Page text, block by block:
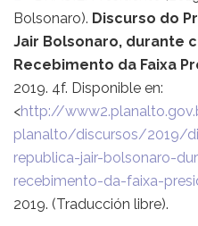
Bolsonaro). Discurso do
Jair Bolsonaro, durante
Recebimento da Faixa
2019. 4f. Disponible en:
<http://
planalto/discursos/2019/
republica-jair-bolsonaro-
recebimento-da-faixa-
2019. (Traducción libre).